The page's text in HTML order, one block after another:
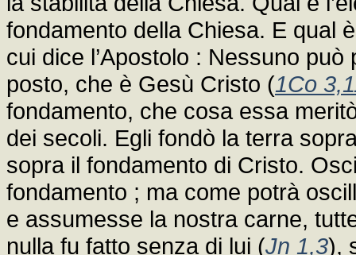
fondamento della Chiesa. E qual
cui dice l’Apostolo : Nessuno
posto, che è Gesù Cristo (1Co
fondamento, che cosa essa
dei secoli. Egli fondò la terra
sopra il fondamento di Cristo.
fondamento ; ma come potrà
e assumesse la nostra carne,
nulla fu fatto senza di lui (Jn 1,3),